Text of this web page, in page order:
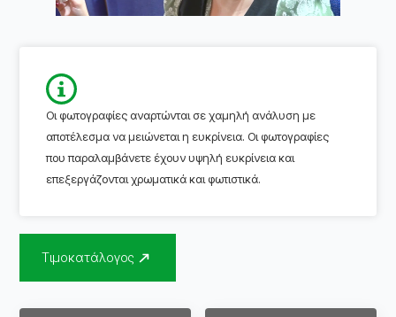
Οι φωτογραφίες αναρτώνται σε χαμηλή ανάλυση με
αποτέλεσμα να μειώνεται η ευκρίνεια. Οι φωτογραφίες
που παραλαμβάνετε έχουν υψηλή ευκρίνεια και
επεξεργάζονται χρωματικά και φωτιστικά.
Τιμοκατάλογος